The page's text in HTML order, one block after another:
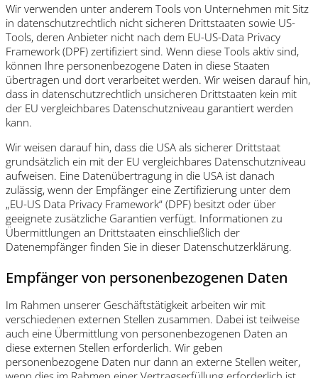
Wir verwenden unter anderem Tools von Unternehmen mit Sitz
in datenschutzrechtlich nicht sicheren Drittstaaten sowie US-
Tools, deren Anbieter nicht nach dem EU-US-Data Privacy
Framework (DPF) zertifiziert sind. Wenn diese Tools aktiv sind,
können Ihre personenbezogene Daten in diese Staaten
übertragen und dort verarbeitet werden. Wir weisen darauf hin,
dass in datenschutzrechtlich unsicheren Drittstaaten kein mit
der EU vergleichbares Datenschutzniveau garantiert werden
kann.
Wir weisen darauf hin, dass die USA als sicherer Drittstaat
grundsätzlich ein mit der EU vergleichbares Datenschutzniveau
aufweisen. Eine Datenübertragung in die USA ist danach
zulässig, wenn der Empfänger eine Zertifizierung unter dem
„EU-US Data Privacy Framework“ (DPF) besitzt oder über
geeignete zusätzliche Garantien verfügt. Informationen zu
Übermittlungen an Drittstaaten einschließlich der
Datenempfänger finden Sie in dieser Datenschutzerklärung.
Empfänger von personenbezogenen Daten
Im Rahmen unserer Geschäftstätigkeit arbeiten wir mit
verschiedenen externen Stellen zusammen. Dabei ist teilweise
auch eine Übermittlung von personenbezogenen Daten an
diese externen Stellen erforderlich. Wir geben
personenbezogene Daten nur dann an externe Stellen weiter,